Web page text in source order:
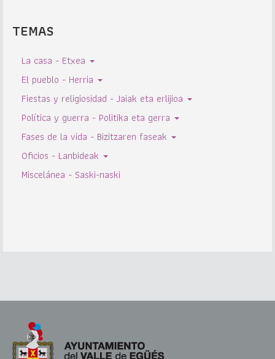
TEMAS
La casa - Etxea
El pueblo - Herria
Fiestas y religiosidad - Jaiak eta erlijioa
Política y guerra - Politika eta gerra
Fases de la vida - Bizitzaren faseak
Oficios - Lanbideak
Miscelánea - Saski-naski